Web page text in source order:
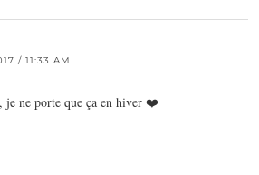
/ 11:33 AM
je ne porte que ça en hiver ❤️